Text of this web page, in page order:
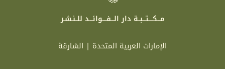
مـــكــــتـــبــة دار الـــفــــوائـــد للــنـشـر
الإمارات العربية المتحدة | الشارقة